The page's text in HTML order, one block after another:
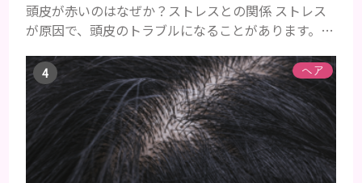
頭皮が赤いのはなぜか？ストレスとの関係 ストレス
が原因で、頭皮のトラブルになることがあります。頭
トレス ストレスを多く感じると、交感神経が優位に
働きます。そのため、皮脂の分泌量が増えて炎症が起
きやすくなります。さらに、血行不良になり栄養が行
き届きません。ストレス解消は、頭皮の健康に大切
です。 アトピー性皮膚炎 頭皮が赤い状態は、アトピ
ー皮膚炎の可能...
ヘア